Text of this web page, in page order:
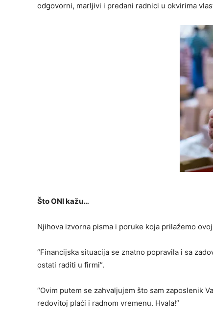
odgovorni, marljivi i predani radnici u okvirima
Što ONI kažu…
Njihova izvorna pisma i poruke koja prilažemo
“Financijska situacija se znatno popravila i sa
ostati raditi u firmi”.
“Ovim putem se zahvaljujem što sam zaposlenik
redovitoj plaći i radnom vremenu. Hvala!”